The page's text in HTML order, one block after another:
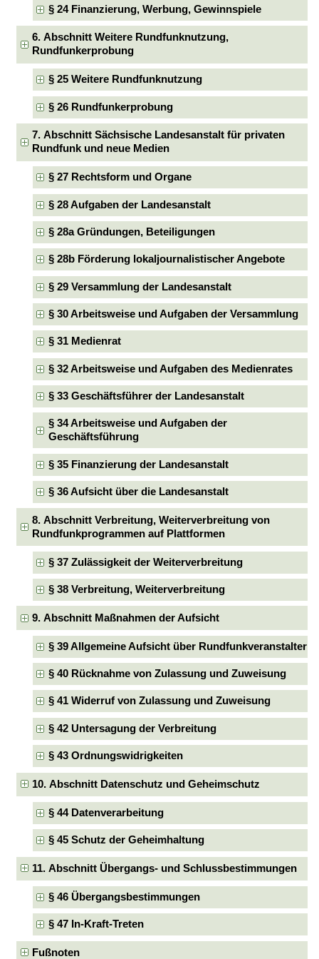
§ 24 Finanzierung, Werbung, Gewinnspiele
6. Abschnitt Weitere Rundfunknutzung,
Rundfunkerprobung
§ 25 Weitere Rundfunknutzung
§ 26 Rundfunkerprobung
7. Abschnitt Sächsische Landesanstalt für privaten
Rundfunk und neue Medien
§ 27 Rechtsform und Organe
§ 28 Aufgaben der Landesanstalt
§ 28a Gründungen, Beteiligungen
§ 28b Förderung lokaljournalistischer Angebote
§ 29 Versammlung der Landesanstalt
§ 30 Arbeitsweise und Aufgaben der Versammlung
§ 31 Medienrat
§ 32 Arbeitsweise und Aufgaben des Medienrates
§ 33 Geschäftsführer der Landesanstalt
§ 34 Arbeitsweise und Aufgaben der
Geschäftsführung
§ 35 Finanzierung der Landesanstalt
§ 36 Aufsicht über die Landesanstalt
8. Abschnitt Verbreitung, Weiterverbreitung von
Rundfunkprogrammen auf Plattformen
§ 37 Zulässigkeit der Weiterverbreitung
§ 38 Verbreitung, Weiterverbreitung
9. Abschnitt Maßnahmen der Aufsicht
§ 39 Allgemeine Aufsicht über Rundfunkveranstalter
§ 40 Rücknahme von Zulassung und Zuweisung
§ 41 Widerruf von Zulassung und Zuweisung
§ 42 Untersagung der Verbreitung
§ 43 Ordnungswidrigkeiten
10. Abschnitt Datenschutz und Geheimschutz
§ 44 Datenverarbeitung
§ 45 Schutz der Geheimhaltung
11. Abschnitt Übergangs- und Schlussbestimmungen
§ 46 Übergangsbestimmungen
§ 47 In-Kraft-Treten
Fußnoten